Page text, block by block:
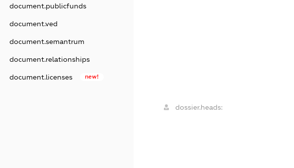
document.publicfunds
document.ved
document.semantrum
document.relationships
document.licenses new!
dossier.heads: